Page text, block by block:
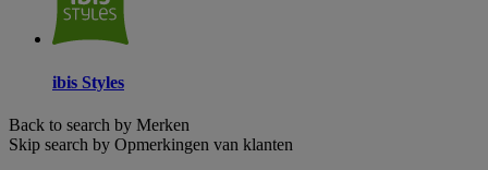
ibis Styles
Back to search by Merken
Skip search by Opmerkingen van klanten